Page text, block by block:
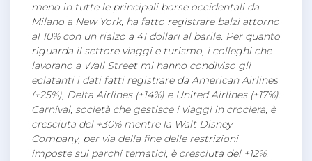
meno in tutte le principali borse occidentali da
Milano a New York, ha fatto registrare balzi attorno
al 10% con un rialzo a 41 dollari al barile. Per quanto
riguarda il settore viaggi e turismo, i colleghi che
lavorano a Wall Street mi hanno condiviso gli
eclatanti i dati fatti registrare da American Airlines
(+25%), Delta Airlines (+14%) e United Airlines (+17%).
Carnival, società che gestisce i viaggi in crociera, è
cresciuta del +30% mentre la Walt Disney
Company, per via della fine delle restrizioni
imposte sui parchi tematici, è cresciuta del +12%.